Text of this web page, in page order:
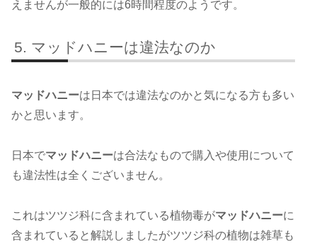
えませんが一般的には6時間程度のようです。
マッドハニーは違法なのか
マッドハニーは日本では違法なのかと気になる方も多い
かと思います。
日本でマッドハニーは合法なもので購入や使用について
も違法性は全くございません。
これはツツジ科に含まれている植物毒がマッドハニーに
含まれていると解説しましたがツツジ科の植物は雑草も